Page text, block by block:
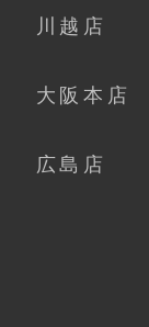
川越店
大阪本店
広島店